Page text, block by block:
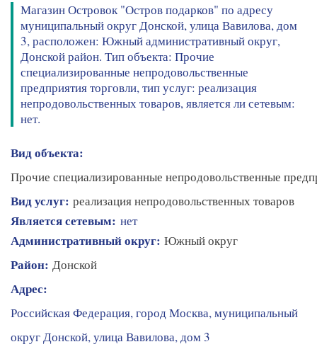
Магазин Островок "Остров подарков" по адресу
муниципальный округ Донской, улица Вавилова, дом
3, расположен: Южный административный округ,
Донской район. Тип объекта: Прочие
специализированные непродовольственные
предприятия торговли, тип услуг: реализация
непродовольственных товаров, является ли сетевым:
нет.
Вид объекта:
Прочие специализированные непродовольственные
Вид услуг: реализация непродовольственных товаров
Является сетевым: нет
Административный округ: Южный округ
Район: Донской
Адрес:
Российская Федерация, город Москва, муниципальный
округ Донской, улица Вавилова, дом 3